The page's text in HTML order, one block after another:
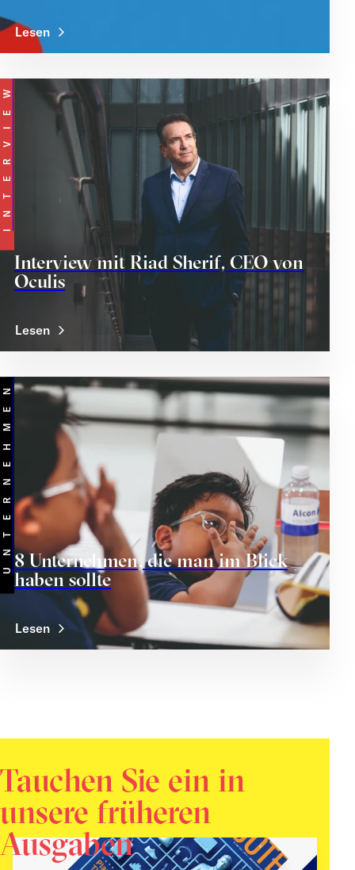
Lesen
INTERVIEW
Interview mit Riad Sherif, CEO von
Oculis
Lesen
UNTERNEHMEN 8 Unternehmen, die man im Blick
haben sollte
Lesen
Tauchen Sie ein in
unsere früheren
Ausgaben